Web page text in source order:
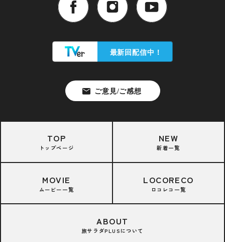
TOP
トップページ
NEW
新着一覧
MOVIE
ムービー一覧
LOCORECO
ロコレコ一覧
ABOUT
旅サラダPLUSについて